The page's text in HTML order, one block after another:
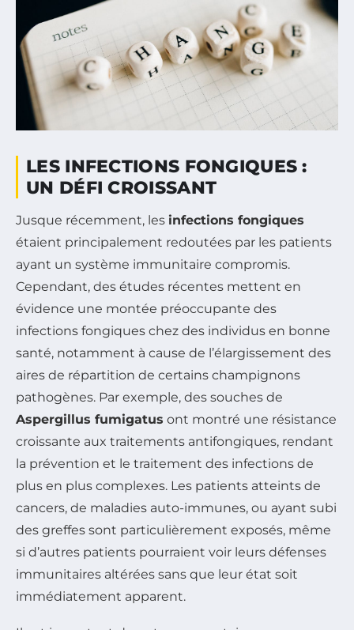
LES INFECTIONS FONGIQUES :
UN DÉFI CROISSANT
Jusque récemment, les infections fongiques
étaient principalement redoutées par les patients
ayant un système immunitaire compromis.
Cependant, des études récentes mettent en
évidence une montée préoccupante des
infections fongiques chez des individus en bonne
santé, notamment à cause de l’élargissement des
aires de répartition de certains champignons
pathogènes. Par exemple, des souches de
Aspergillus fumigatus ont montré une résistance
croissante aux traitements antifongiques, rendant
la prévention et le traitement des infections de
plus en plus complexes. Les patients atteints de
cancers, de maladies auto-immunes, ou ayant subi
des greffes sont particulièrement exposés, même
si d’autres patients pourraient voir leurs défenses
immunitaires altérées sans que leur état soit
immédiatement apparent.